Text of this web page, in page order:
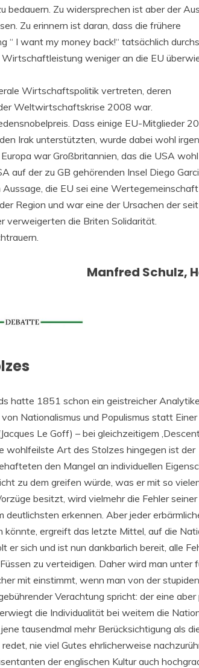
bedauern. Zu widersprechen ist aber der
Zu erinnern ist daran, dass die frühere
“ I want my money back!“ tatsächlich
weniger an die EU
Wirtschaftspolitik vertreten, deren
Weltwirtschaftskrise 2008 war.
Dass einige EU-Mitglieder
Irak unterstützten, wurde dabei wohl
war Großbritannien, das die USA
auf der zu GB gehörenden Insel Diego
die EU sei eine
Region und war eine der Ursachen der
verweigerten die Briten Solidarität.
Manfred Schulz,
hatte 1851 schon ein geistreicher
Nationalismus und Populismus statt
Le Goff) – bei gleichzeitigem
wohlfeilste Art des Stolzes hingegen ist der
den Mangel an individuellen
zu dem greifen würde, was er mit so
besitzt, wird vielmehr die Fehler
erkennen. Aber jeder
ergreift das letzte Mittel, auf die
er sich und ist nun dankbarlich bereit, alle
zu verteidigen. Daher wird man unter
mit einstimmt, wenn man von der
Verachtung spricht: der eine
die Individualität bei weitem die
tausendmal mehr Berücksichtigung als
nie viel Gutes ehrlicherweise
der englischen Kultur auch